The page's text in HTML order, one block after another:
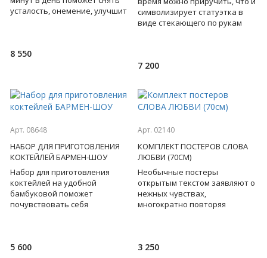
усталость, онемение, улучшит
8 550
символизирует статуэтка в
виде стекающего по рукам
7 200
Арт. 08648
НАБОР ДЛЯ ПРИГОТОВЛЕНИЯ
КОКТЕЙЛЕЙ БАРМЕН-ШОУ
Набор для приготовления
коктейлей на удобной
бамбуковой поможет
почувствовать себя
5 600
Арт. 02140
КОМПЛЕКТ ПОСТЕРОВ СЛОВА
ЛЮБВИ (70СМ)
Необычные постеры
открытым текстом заявляют о
нежных чувствах,
многократно повторяя
3 250